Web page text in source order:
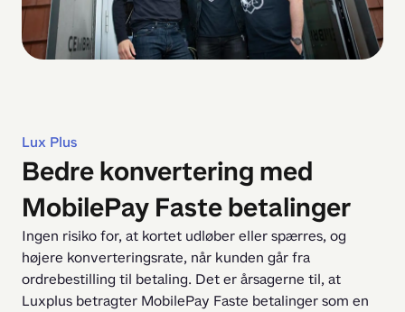
Lux Plus
Bedre konvertering med
MobilePay Faste betalinger
Ingen risiko for, at kortet udløber eller spærres, og
højere konverteringsrate, når kunden går fra
ordrebestilling til betaling. Det er årsagerne til, at
Luxplus betragter MobilePay Faste betalinger som en